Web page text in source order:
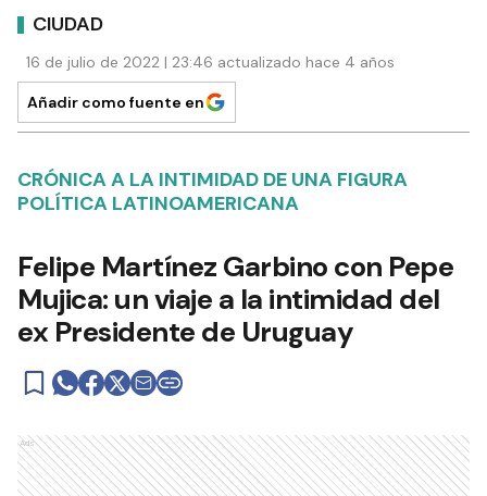
CIUDAD
16 de julio de 2022 | 23:46 actualizado hace 4 años
Añadir como fuente en
CRÓNICA A LA INTIMIDAD DE UNA FIGURA
POLÍTICA LATINOAMERICANA
Felipe Martínez Garbino con Pepe
Mujica: un viaje a la intimidad del
ex Presidente de Uruguay
Ads